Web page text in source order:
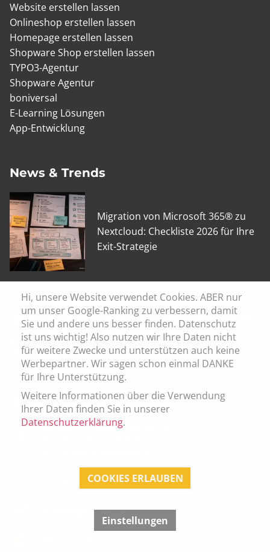
Website erstellen lassen
Onlineshop erstellen lassen
Homepage erstellen lassen
Shopware Shop erstellen lassen
TYPO3-Agentur
Shopware Agentur
boniversal
E-Learning Lösungen
App-Entwicklung
News & Trends
Migration von Microsoft 365® zu
Nextcloud: Checkliste 2026 für Ihre
Exit-Strategie
Microsoft365® Alternativen für eine
Exit-Strategie
Kontakt
digital art media nova GmbH
T +49 2166 133 90-0
info@digital-art.de
Hi, unsere Website verwendet Cookies. ABER nur
um unser Google-Ranking zu verbessern, damit
Sie und andere uns besser finden. Datenschutz
ist uns wichtig! Also nutzen wir Ihre Daten nicht
für weitere Zwecke und unterstützen auch keine
Werbepartner. Wir sagen schon einmal DANKE
für Ihre Unterstützung.
Weitere Informationen über die Verwendung
Ihrer Daten finden Sie in unserer
Datenschutzerklärung.
COOKIES ERLAUBEN
Einstellungen